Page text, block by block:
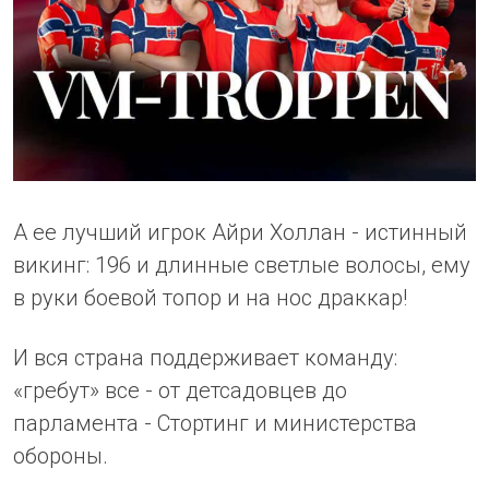
А ее лучший игрок Айри Холлан - истинный
викинг: 196 и длинные светлые волосы, ему
в руки боевой топор и на нос драккар!
И вся страна поддерживает команду:
«гребут» все - от детсадовцев до
парламента - Стортинг и министерства
обороны.